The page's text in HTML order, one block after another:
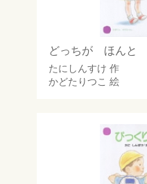
どっちが ほんと
たにしんすけ 作
かどたりつこ 絵